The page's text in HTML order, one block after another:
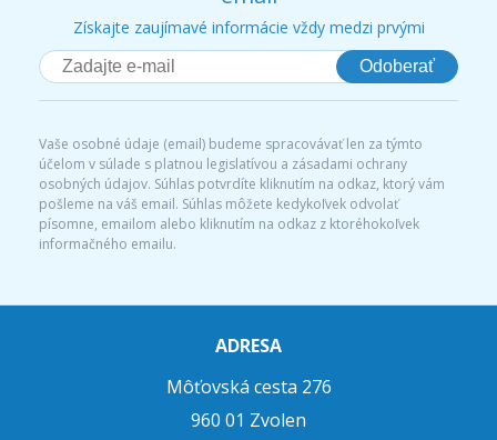
Získajte zaujímavé informácie vždy medzi prvými
Odoberať
Vaše osobné údaje (email) budeme spracovávať len za týmto
účelom v súlade s platnou legislatívou a zásadami ochrany
osobných údajov. Súhlas potvrdíte kliknutím na odkaz, ktorý vám
pošleme na váš email. Súhlas môžete kedykoľvek odvolať
písomne, emailom alebo kliknutím na odkaz z ktoréhokoľvek
informačného emailu.
ADRESA
Môťovská cesta 276
960 01 Zvolen